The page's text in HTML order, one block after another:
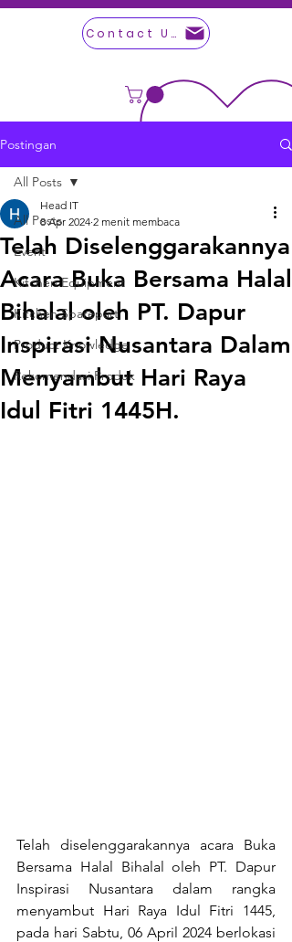
Contact Us
Postingan
All Posts
Event
Kitchen Equipment
Kitchen Sparepart
Product Knowledge
Rekomendasi Produk
All Posts
Telah Diselenggarakannya
Acara Buka Bersama Halal
Bihalal oleh PT. Dapur
Inspirasi Nusantara Dalam
Menyambut Hari Raya
Idul Fitri 1445H.
Head IT
8 Apr 2024 2 menit membaca
Telah diselenggarakannya acara Buka
Bersama Halal Bihalal oleh PT. Dapur
Inspirasi Nusantara dalam rangka
menyambut Hari Raya Idul Fitri 1445,
pada hari Sabtu, 06 April 2024 berlokasi